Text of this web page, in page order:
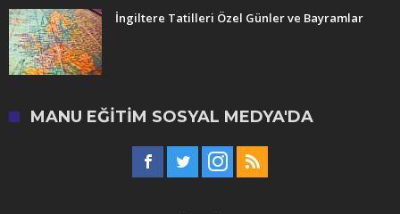
İngiltere Tatilleri Özel Günler ve Bayramlar
MANU EĞITIM SOSYAL MEDYA'DA